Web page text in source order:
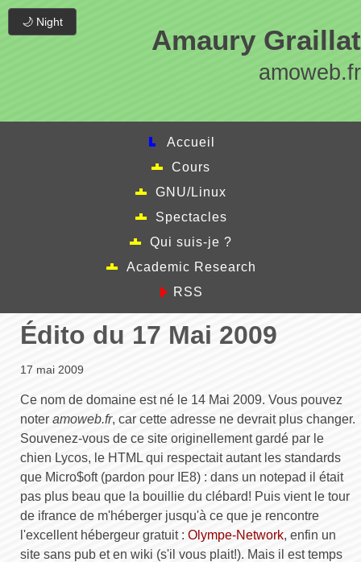
🌙 Night
Amaury Graillat
amoweb.fr
Accueil
Cours
GNU/Linux
Spectacles
Qui suis-je ?
Academic Research
RSS
Édito du 17 Mai 2009
17 mai 2009
Ce nom de domaine est né le 14 Mai 2009. Vous pouvez
noter amoweb.fr, car cette adresse ne devrait plus changer.
Souvenez-vous de ce site originellement gardé par le
chien Lycos, le HTML qui respectait autant les standards
que Micro$oft (pardon pour IE8) : dans un notepad il était
pas plus beau que la bouillie du clébard! Puis vient le tour
de ifrance de m'héberger jusqu'à ce que je rencontre
l'excellent hébergeur gratuit : Olympe-Network, enfin un
site sans pub et en wiki (s'il vous plait!). Mais il est temps